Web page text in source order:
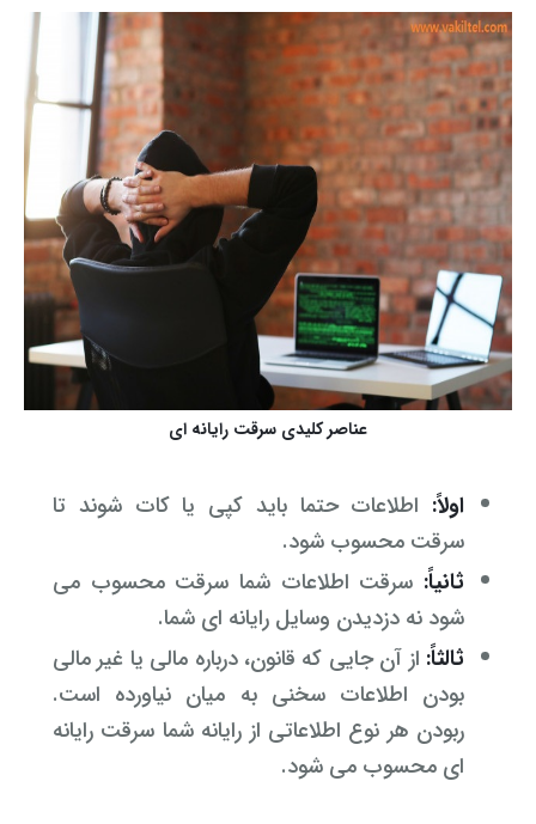
عناصر کلیدی سرقت رایانه ای
اولاً: اطلاعات حتما باید کپی یا کات شوند تا
سرقت محسوب شود.
ثانیاً: سرقت اطلاعات شما سرقت محسوب می
شود نه دزدیدن وسایل رایانه ای شما.
ثالثاً: از آن جایی که قانون، درباره مالی یا غیر مالی
بودن اطلاعات سخنی به میان نیاورده است.
ربودن هر نوع اطلاعاتی از رایانه شما سرقت رایانه
ای محسوب می شود.